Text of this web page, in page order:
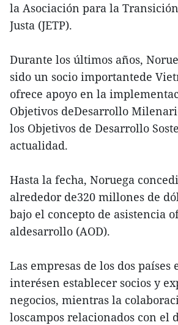
la Asociación para la
Justa (JETP).
Durante los últimos años,
sido un socio importantede
ofrece apoyo en la
Objetivos deDesarrollo
los Objetivos de Desarrollo
actualidad.
Hasta la fecha, Noruega
alrededor de320 millones de
bajo el concepto de asistencia
aldesarrollo (AOD).
Las empresas de los dos países
interésen establecer socios y
negocios, mientras la
loscampos relacionados con el